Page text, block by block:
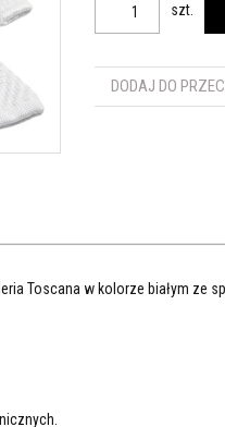
szt.
DODAJ DO
Toscana w kolorze białym ze